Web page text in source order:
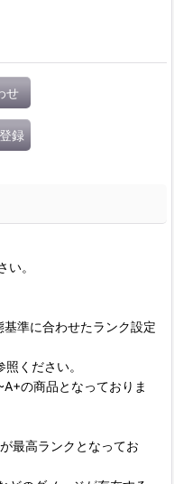
せ
録
。
準に合わせたランク設定
ください。
の商品となっておりま
最高ランクとなってお